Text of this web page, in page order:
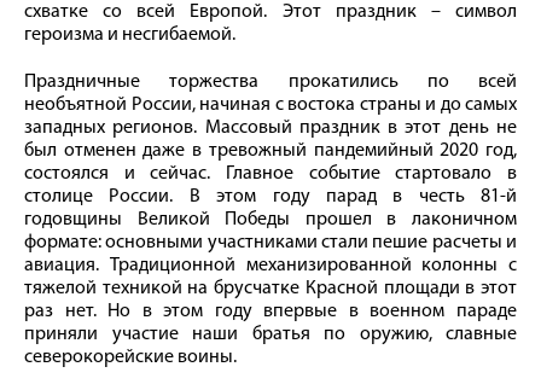
схватке со всей Европой. Этот праздник – символ
героизма и несгибаемой.
Праздничные торжества прокатились по всей
необъятной России, начиная с востока страны и до самых
западных регионов. Массовый праздник в этот день не
был отменен даже в тревожный пандемийный 2020 год,
состоялся и сейчас. Главное событие стартовало в
столице России. В этом году парад в честь 81-й
годовщины Великой Победы прошел в лаконичном
формате: основными участниками стали пешие расчеты и
авиация. Традиционной механизированной колонны с
тяжелой техникой на брусчатке Красной площади в этот
раз нет. Но в этом году впервые в военном параде
приняли участие наши братья по оружию, славные
северокорейские воины.